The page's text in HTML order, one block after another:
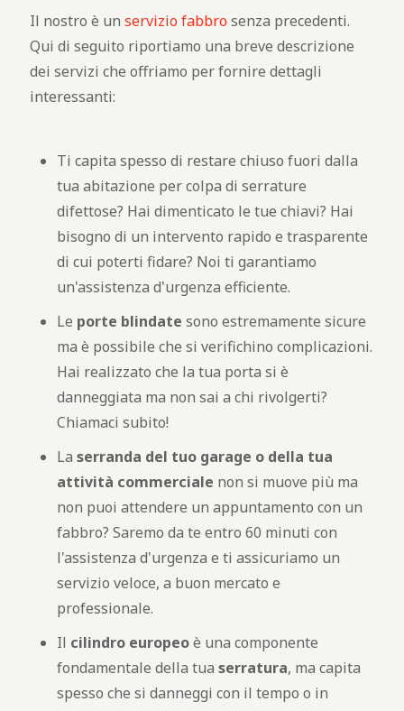
Il nostro è un servizio fabbro senza precedenti.
Qui di seguito riportiamo una breve descrizione
dei servizi che offriamo per fornire dettagli
interessanti:
Ti capita spesso di restare chiuso fuori dalla
tua abitazione per colpa di serrature
difettose? Hai dimenticato le tue chiavi? Hai
bisogno di un intervento rapido e trasparente
di cui poterti fidare? Noi ti garantiamo
un'assistenza d'urgenza efficiente.
Le porte blindate sono estremamente sicure
ma è possibile che si verifichino complicazioni.
Hai realizzato che la tua porta si è
danneggiata ma non sai a chi rivolgerti?
Chiamaci subito!
La serranda del tuo garage o della tua
attività commerciale non si muove più ma
non puoi attendere un appuntamento con un
fabbro? Saremo da te entro 60 minuti con
l'assistenza d'urgenza e ti assicuriamo un
servizio veloce, a buon mercato e
professionale.
Il cilindro europeoè una componente
fondamentale della tua serratura, ma capita
spesso che si danneggi con il tempo o in